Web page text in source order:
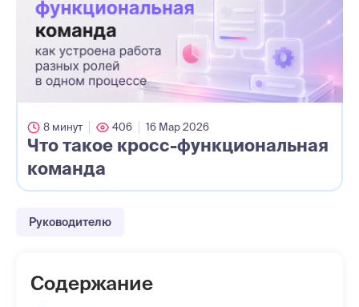
Что такое кросс-функциональная
команда
8 минут 406 16 Мар 2026
Руководителю
Содержание